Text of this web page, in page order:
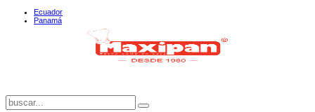
Ecuador
Panamá